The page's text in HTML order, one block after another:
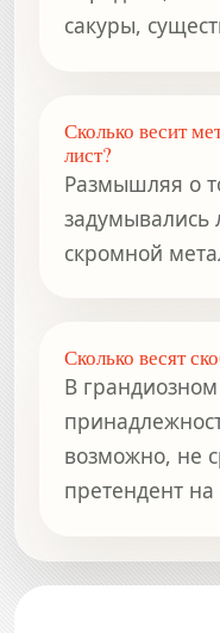
сакуры,
Сколько весит
лист?
Размышляя о
задумывались
скромной
Сколько весят
В
возможно, не
претендент